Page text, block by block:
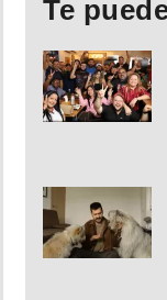
Te